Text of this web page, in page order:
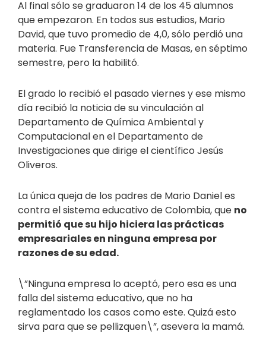
Al final sólo se graduaron 14 de los 45 alumnos
que empezaron. En todos sus estudios, Mario
David, que tuvo promedio de 4,0, sólo perdió una
materia. Fue Transferencia de Masas, en séptimo
semestre, pero la habilitó.
El grado lo recibió el pasado viernes y ese mismo
día recibió la noticia de su vinculación al
Departamento de Química Ambiental y
Computacional en el Departamento de
Investigaciones que dirige el científico Jesús
Oliveros.
La única queja de los padres de Mario Daniel es
contra el sistema educativo de Colombia, que no
permitió que su hijo hiciera las prácticas
empresariales en ninguna empresa por
razones de su edad.
\”Ninguna empresa lo aceptó, pero esa es una
falla del sistema educativo, que no ha
reglamentado los casos como este. Quizá esto
sirva para que se pellizquen\”, asevera la mamá.